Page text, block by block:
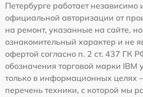
Петербурге работает независимо
официальной авторизации от
на ремонт, указанные на сайте,
ознакомительный характер и не
офертой согласно п. 2 ст. 437 ГК
обозначения торговой марки IBM
только в информационных целях
перечень техники, с которой мы